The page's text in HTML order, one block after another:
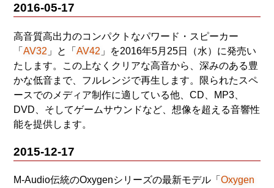
2016-05-17
高音質高出力のコンパクトなパワード・スピーカー
「AV32 」と「AV42 」を2016年5月25日（水）に発売い
たします。この上なくクリアな高音から、深みのある豊
かな低音まで、フルレンジで再生します。限られたスペ
ースでのメディア制作に適している他、CD、MP3、
DVD、そしてゲームサウンドなど、想像を超える音響性
能を提供します。
2015-12-17
M-Audio伝統のOxygenシリーズの最新モデル「Oxygen